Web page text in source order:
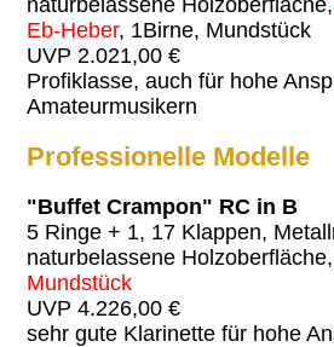
naturbelassene Holzoberfläche,
Eb-Heber, 1Birne, Mundstück
UVP 2.021,00 €
Profiklasse, auch für hohe
Amateurmusikern
Professionelle Modelle
"Buffet Crampon" RC in B
5 Ringe + 1, 17 Klappen,
naturbelassene
Mundstück
UVP 4.226,00 €
sehr gute Klarinette für hohe